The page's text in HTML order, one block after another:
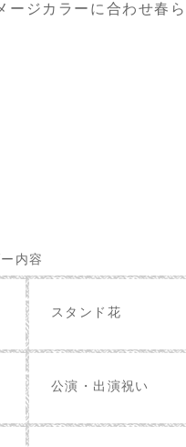
ージカラーに合わせ春
内容
スタンド花
公演・出演祝い